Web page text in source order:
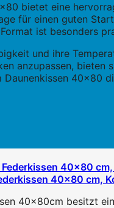
bietet eine
für einen guten
ist besonders
und ihre
anzupassen,
40×80
40x80 cm,
40x80cm besitzt